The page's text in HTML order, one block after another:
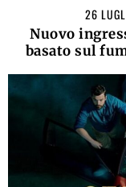
26
Nuovo
basato sul